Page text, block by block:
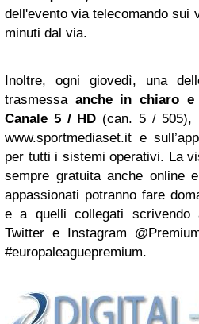
dell'evento via telecomando sui
minuti dal via.
Inoltre, ogni giovedì, una
trasmessa anche in chiaro
Canale 5 / HD (can. 5 / 505),
www.sportmediaset.it e
per tutti i sistemi operativi. La
sempre gratuita anche online
appassionati potranno fare
e a quelli collegati scrivendo
Twitter e Instagram
#europaleaguepremium.